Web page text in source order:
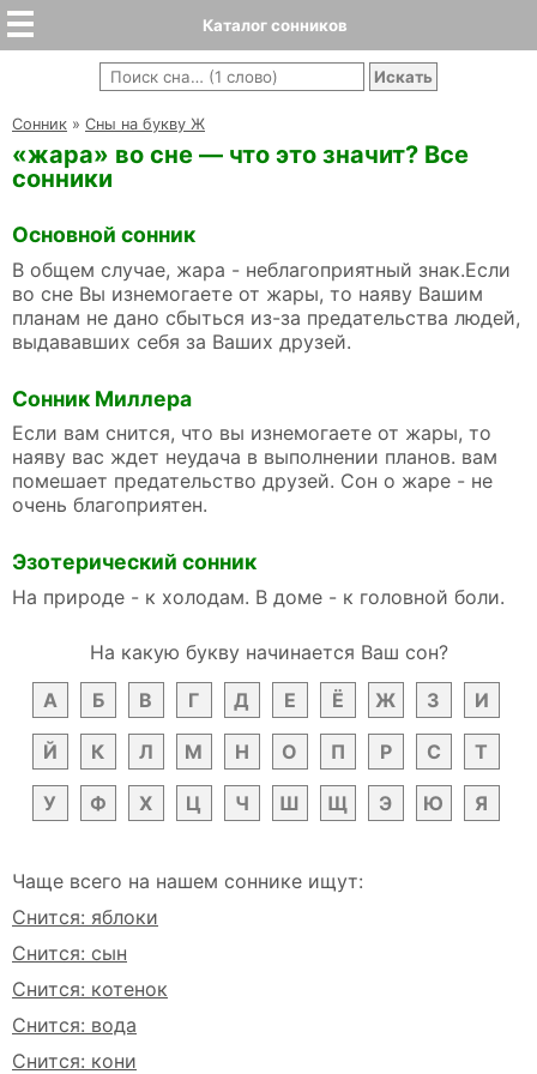
Каталог сонников
Cонник » Сны на букву Ж
«жара» во сне — что это значит? Все
сонники
Основной сонник
В общем случае, жара - неблагоприятный знак.Если
во сне Вы изнемогаете от жары, то наяву Вашим
планам не дано сбыться из-за предательства людей,
выдававших себя за Ваших друзей.
Сонник Миллера
Если вам снится, что вы изнемогаете от жары, то
наяву вас ждет неудача в выполнении планов. вам
помешает предательство друзей. Сон о жаре - не
очень благоприятен.
Эзотерический сонник
На природе - к холодам. В доме - к головной боли.
На какую букву начинается Ваш сон?
А
Б В Г Д Е Ё Ж З И
Й К Л М Н О П Р С Т
У Ф Х Ц Ч Ш Щ Э Ю Я
Чаще всего на нашем соннике ищут:
Снится: яблоки
Снится: сын
Снится: котенок
Снится: вода
Снится: кони